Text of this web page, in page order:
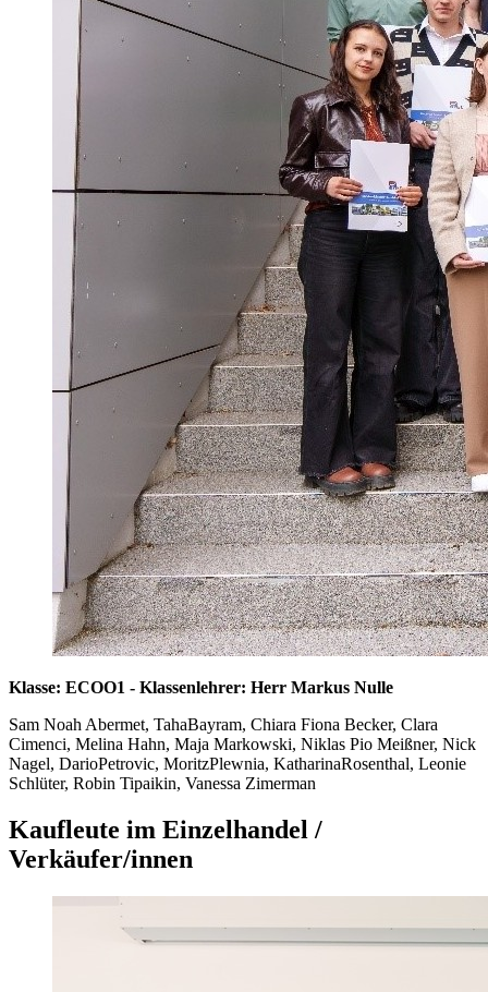
Klasse: ECOO1 - Klassenlehrer: Herr Markus Nulle
Sam Noah Abermet, TahaBayram, Chiara Fiona Becker, Clara
Cimenci, Melina Hahn, Maja Markowski, Niklas Pio Meißner, Nick
Nagel, DarioPetrovic, MoritzPlewnia, KatharinaRosenthal, Leonie
Schlüter, Robin Tipaikin, Vanessa Zimerman
Kaufleute im Einzelhandel /
Verkäufer/innen